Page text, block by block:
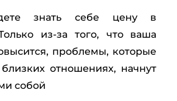
знать себе цену в
из-за того, что ваша
проблемы, которые
отношениях, начнут
собой